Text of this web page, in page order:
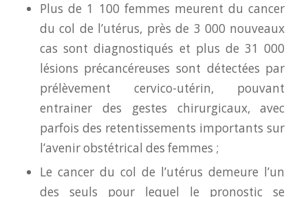
Plus de 1 100 femmes meurent du cancer
du col de l’utérus, près de 3 000 nouveaux
cas sont diagnostiqués et plus de 31 000
lésions précancéreuses sont détectées par
prélèvement cervico-utérin, pouvant
entrainer des gestes chirurgicaux, avec
parfois des retentissements importants sur
l’avenir obstétrical des femmes ;
Le cancer du col de l’utérus demeure l’un
des seuls pour lequel le pronostic se